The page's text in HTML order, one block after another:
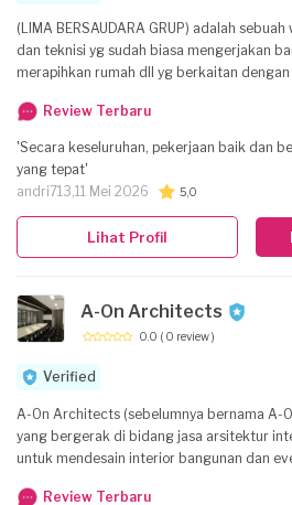
(LIMA BERSAUDARA GRUP) adalah
dan teknisi yg sudah biasa mengerjakan
merapihkan rumah dll yg berkaitan
mengutaman kepuasaan COSTUMER
ada komplenan kami siap memperbaiki
kerjakan jika costumer tidak sesuai dengan
MOTO:COSTUMER PUAS KAMI BAHAGIA.
Review Terbaru
'Secara keseluruhan, pekerjaan baik dan
yang tepat'
andri713,11 Mei 2026 5,0
Lihat Profil
A-On Architects
0.0 ( 0 review )
Verified
A-On Architects (sebelumnya bernama A-
yang bergerak di bidang jasa arsitektur
untuk mendesain interior bangunan dan
Review Terbaru